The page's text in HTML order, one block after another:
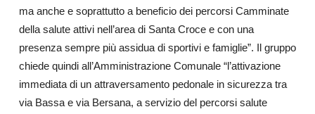
ma anche e soprattutto a beneficio dei percorsi Camminate
della salute attivi nell’area di Santa Croce e con una
presenza sempre più assidua di sportivi e famiglie”. Il gruppo
chiede quindi all’Amministrazione Comunale “l’attivazione
immediata di un attraversamento pedonale in sicurezza tra
via Bassa e via Bersana, a servizio del percorsi salute